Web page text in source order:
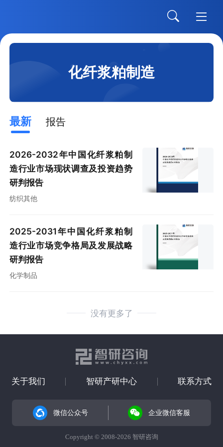
化纤浆粕制造
最新 报告
2026-2032年中国化纤浆粕制
造行业市场现状调查及投资趋势
研判报告
纺织其他
2025-2031年中国化纤浆粕制
造行业市场竞争格局及发展战略
研判报告
化学制品
没有更多了
关于我们 智研产研中心 联系方式
微信公众号 企业微信客服
Copyright © 2008-2026 智研咨询